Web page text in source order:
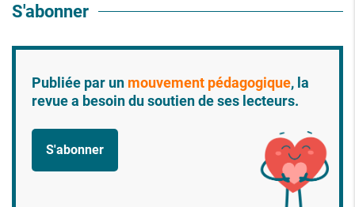
S'abonner
Publiée par un mouvement pédagogique, la
revue a besoin du soutien de ses lecteurs.
S'abonner